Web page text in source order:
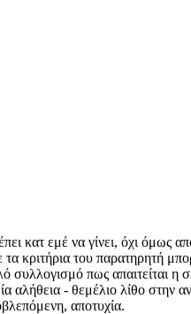
κατ εμέ να γίνει, όχι όμως
κριτήρια του παρατηρητή
συλλογισμό πως απαιτείται η
αλήθεια - θεμέλιο λίθο στην
αποτυχία.